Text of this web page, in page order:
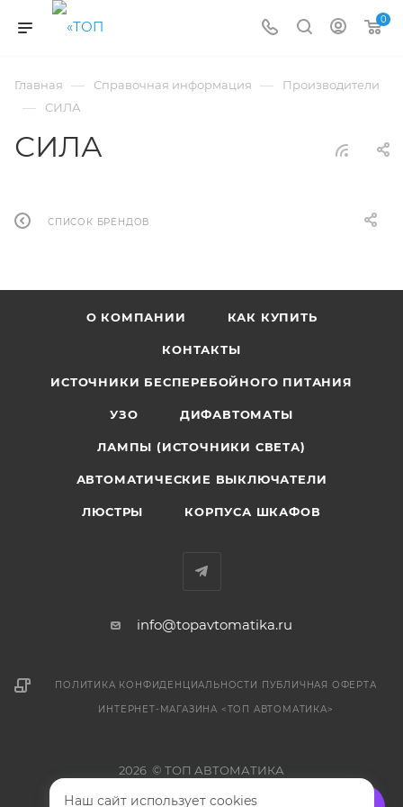
0
Главная — Справочная информация — Производители
— СИЛА
СИЛА
СПИСОК БРЕНДОВ
О КОМПАНИИ КАК КУПИТЬ
КОНТАКТЫ
ИСТОЧНИКИ БЕСПЕРЕБОЙНОГО ПИТАНИЯ
УЗО ДИФАВТОМАТЫ
ЛАМПЫ (ИСТОЧНИКИ СВЕТА)
АВТОМАТИЧЕСКИЕ ВЫКЛЮЧАТЕЛИ
ЛЮСТРЫ КОРПУСА ШКАФОВ
info@topavtomatika.ru
ПОЛИТИКА КОНФИДЕНЦИАЛЬНОСТИ ПУБЛИЧНАЯ ОФЕРТА
ИНТЕРНЕТ-МАГАЗИНА <ТОП АВТОМАТИКА>
2026 © ТОП АВТОМАТИКА
Наш сайт использует cookies